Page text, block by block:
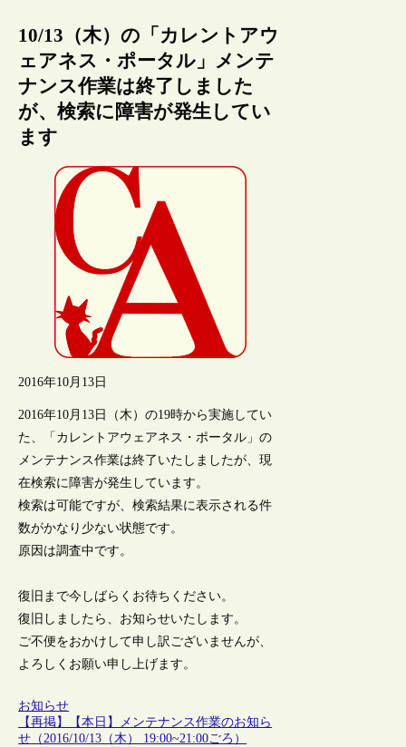
10/13（木）の「カレントアウ
ェアネス・ポータル」メンテ
ナンス作業は終了しました
が、検索に障害が発生してい
ます
2016年10月13日
2016年10月13日（木）の19時から実施してい
た、「カレントアウェアネス・ポータル」の
メンテナンス作業は終了いたしましたが、現
在検索に障害が発生しています。
検索は可能ですが、検索結果に表示される件
数がかなり少ない状態です。
原因は調査中です。
復旧まで今しばらくお待ちください。
復旧しましたら、お知らせいたします。
ご不便をおかけして申し訳ございませんが、
よろしくお願い申し上げます。
お知らせ
【再掲】【本日】メンテナンス作業のお知ら
せ（2016/10/13（木） 19:00~21:00ごろ）